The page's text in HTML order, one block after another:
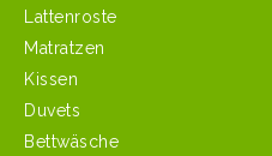
Lattenroste
Matratzen
Kissen
Duvets
Bettwäsche